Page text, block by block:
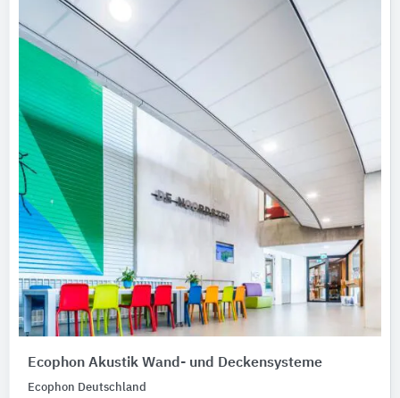
Ecophon Akustik Wand- und Deckensysteme
Ecophon Deutschland